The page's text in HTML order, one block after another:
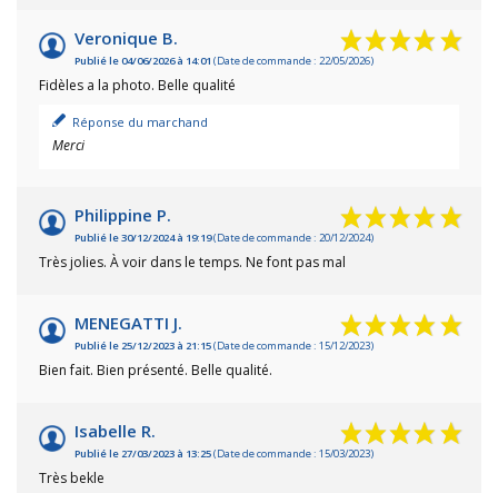
Veronique B.
Publié le 04/06/2026 à 14:01 (Date de commande : 22/05/2026)
Fidèles a la photo. Belle qualité
Réponse du marchand
Merci
Philippine P.
Publié le 30/12/2024 à 19:19(Date de commande : 20/12/2024)
Très jolies. À voir dans le temps. Ne font pas mal
MENEGATTI J.
Publié le 25/12/2023 à 21:15(Date de commande : 15/12/2023)
Bien fait. Bien présenté. Belle qualité.
Isabelle R.
Publié le 27/03/2023 à 13:25(Date de commande : 15/03/2023)
Très bekle